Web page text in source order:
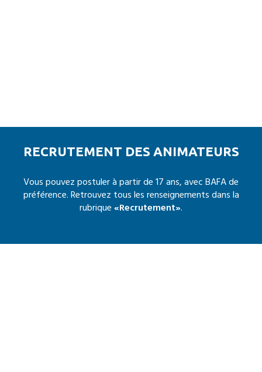
RECRUTEMENT DES ANIMATEURS
Vous pouvez postuler à partir de 17 ans, avec BAFA de
préférence. Retrouvez tous les renseignements dans la
rubrique«Recrutement».